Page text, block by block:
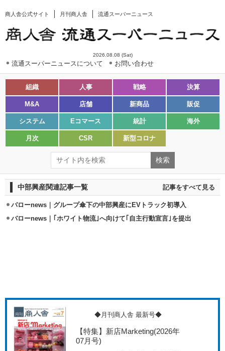
商人舎公式サイト 月刊商人舎 流通スーパーニュース
2026.08.08 (Sat)
流通スーパーニュースについて お問い合わせ
組織 人事 戦略 決算
M&A 店舗 新商品 販促
システム Eコマース 統計 海外
月次 CSR 新型コロナ
中部興産関連記事一覧 記事をすべて見る
バローnews｜グループ傘下の中部興産にEVトラック初導入
バローnews｜｢ホワイト物流｣へ向けて｢自主行動宣言｣を提出
◆月刊商人舎 最新号◆
【特集】新店Marketing(2026年
07月号)